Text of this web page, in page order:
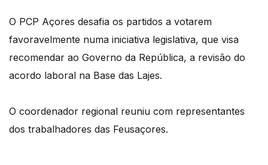
O PCP Açores desafia os partidos a votarem
favoravelmente numa iniciativa legislativa, que visa
recomendar ao Governo da República, a revisão do
acordo laboral na Base das Lajes.
O coordenador regional reuniu com representantes
dos trabalhadores das Feusaçores.